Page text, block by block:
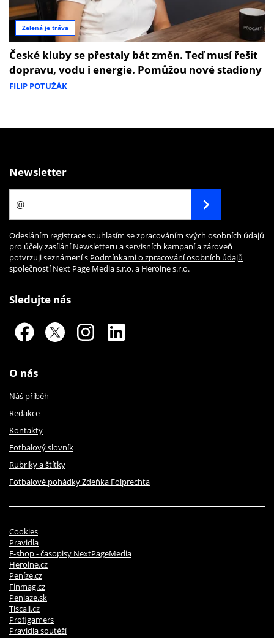
Zelená je tráva
České kluby se přestaly bát změn. Teď musí řešit
dopravu, vodu i energie. Pomůžou nové stadiony
FILIP POTUŽÁK
Newsletter
Odesláním registrace souhlasím se zpracováním svých osobních údajů
pro účely zasílání Newsletteru a servisních kampaní a zároveň
potvrzuji seznámení s Podmínkami o zpracování osobních údajů
společností Next Page Media s.r.o. a Heroine s.r.o.
Sledujte nás
O nás
Náš příběh
Redakce
Kontakty
Fotbalový slovník
Rubriky a štítky
Fotbalové pohádky Zdeňka Folprechta
Cookies
Pravidla
E-shop - časopisy NextPageMedia
Heroine.cz
Peníze.cz
Finmag.cz
Peniaze.sk
Tiscali.cz
Profigamers
Pravidla soutěží